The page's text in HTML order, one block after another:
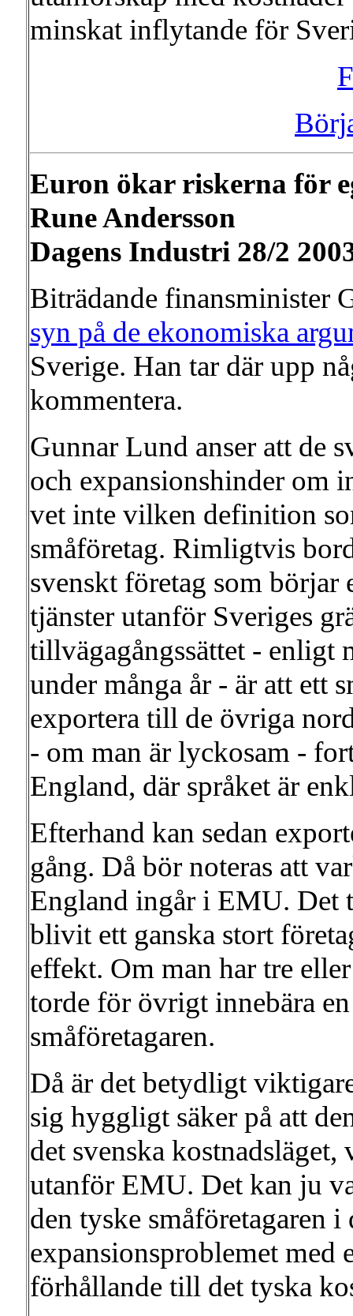
minskat inflytande för
Euron ökar riskerna för
Rune Andersson
Dagens Industri 28/2
Biträdande finansminister
syn på de ekonomiska
Sverige. Han tar där upp
kommentera.
Gunnar Lund anser att de
och expansionshinder om
vet inte vilken definition
småföretag. Rimligtvis
svenskt företag som börjar
tjänster utanför Sveriges
tillvägagångssättet - enligt
under många år - är att ett
exportera till de övriga
- om man är lyckosam -
England, där språket är
Efterhand kan sedan
gång. Då bör noteras att
England ingår i EMU. Det
blivit ett ganska stort
effekt. Om man har tre
torde för övrigt innebära
småföretagaren.
Då är det betydligt
sig hyggligt säker på att
det svenska
utanför EMU. Det kan ju
den tyske småföretagaren
expansionsproblemet med
förhållande till det tyska